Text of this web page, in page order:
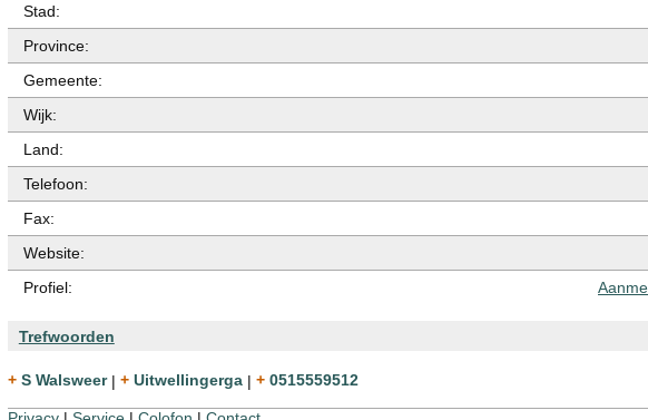
Stad:
Province:
Gemeente:
Wijk:
Land:
Telefoon:
Fax:
Website:
Profiel:
Trefwoorden
+ S Walsweer| + Uitwellingerga | + 0515559512